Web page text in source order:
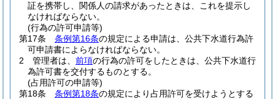
証を携帯し、関係人の請求があったときは、これを提示し
なければならない。
(行為の許可申請等)
第17条
条例第16条の規定による申請は、公共下水道行為許
可申請書によらなければならない。
2
管理者は、 前項の行為の許可をしたときは、公共下水道行
為許可書を交付するものとする。
(占用許可の申請等)
第18条
条例第18条の規定により占用許可を受けようとする